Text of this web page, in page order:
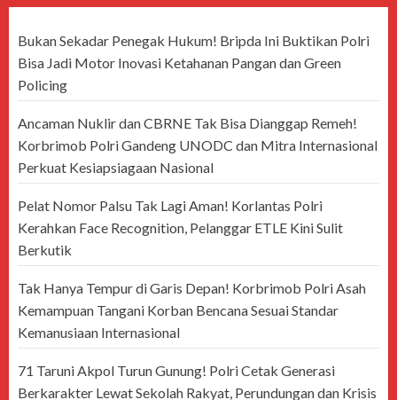
Bukan Sekadar Penegak Hukum! Bripda Ini Buktikan Polri
Bisa Jadi Motor Inovasi Ketahanan Pangan dan Green
Policing
Ancaman Nuklir dan CBRNE Tak Bisa Dianggap Remeh!
Korbrimob Polri Gandeng UNODC dan Mitra Internasional
Perkuat Kesiapsiagaan Nasional
Pelat Nomor Palsu Tak Lagi Aman! Korlantas Polri
Kerahkan Face Recognition, Pelanggar ETLE Kini Sulit
Berkutik
Tak Hanya Tempur di Garis Depan! Korbrimob Polri Asah
Kemampuan Tangani Korban Bencana Sesuai Standar
Kemanusiaan Internasional
71 Taruni Akpol Turun Gunung! Polri Cetak Generasi
Berkarakter Lewat Sekolah Rakyat, Perundungan dan Krisis